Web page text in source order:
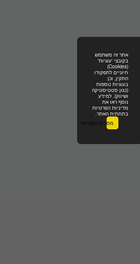
מסכים/מסכימה
אתר זה משתמש
בקובצי 'עוגיות'
(Cookies)
חיוניים לתפקודו
התקין, וכן
בעוגיות נוספות
(כגון סטטיסטיקה
ושיווק). למידע
נוסף ראו את
מדיניות הפרטיות
בתחתית האתר.